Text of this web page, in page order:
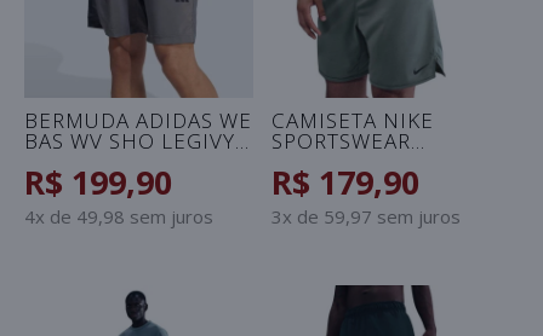
BERMUDA ADIDAS WE
BAS WV SHO LEGIVY
R$ 199,90
4x de 49,98 sem juros
CAMISETA NIKE
SPORTSWEAR
MASCULINA - VERDE
OLIVA
R$ 179,90
3x de 59,97 sem juros